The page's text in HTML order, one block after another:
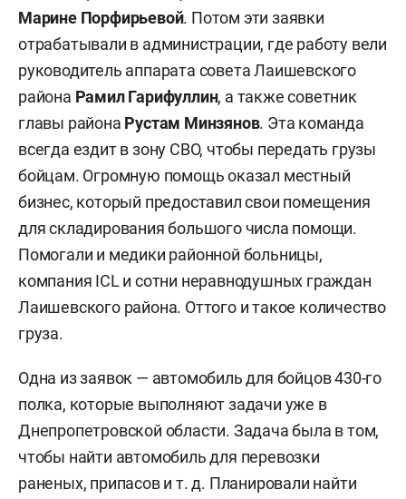
Марине Порфирьевой. Потом эти заявки
отрабатывали в администрации, где работу вели
руководитель аппарата совета Лаишевского
района Рамил Гарифуллин, а также советник
главы района Рустам Минзянов. Эта команда
всегда ездит в зону СВО, чтобы передать грузы
бойцам. Огромную помощь оказал местный
бизнес, который предоставил свои помещения
для складирования большого числа помощи.
Помогали и медики районной больницы,
компания ICL и сотни неравнодушных граждан
Лаишевского района. Оттого и такое количество
груза.
Одна из заявок — автомобиль для бойцов 430-го
полка, которые выполняют задачи уже в
Днепропетровской области. Задача была в том,
чтобы найти автомобиль для перевозки
раненых, припасов и т. д. Планировали найти